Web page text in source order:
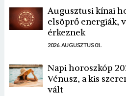
Augusztusi kínai
elsöprő energiák,
érkeznek
2026. AUGUSZTUS 01.
Napi horoszkóp
Vénusz, a kis
vált